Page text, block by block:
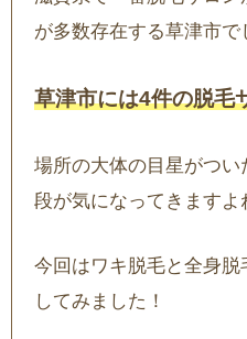
が多数存在する草津市で
草津市には4件の脱毛
場所の大体の目星がつ
段が気になってきますよ
今回はワキ脱毛と全身
してみました！